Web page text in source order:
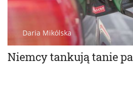
Niemcy tankują tanie
Daria Mikólska